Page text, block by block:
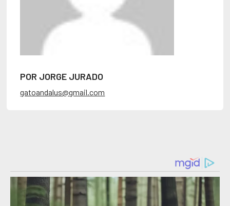
POR JORGE JURADO
gatoandalus@gmail.com